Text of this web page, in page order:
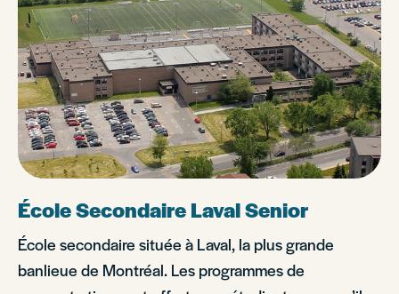
École Secondaire Laval Senior
École secondaire située à Laval, la plus grande
banlieue de Montréal. Les programmes de